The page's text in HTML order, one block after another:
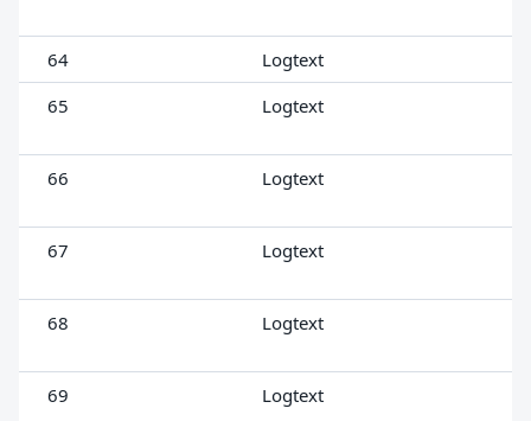
64
Logtext
65
Logtext
66 Logtext
67 Logtext
68 Logtext
69 Logtext